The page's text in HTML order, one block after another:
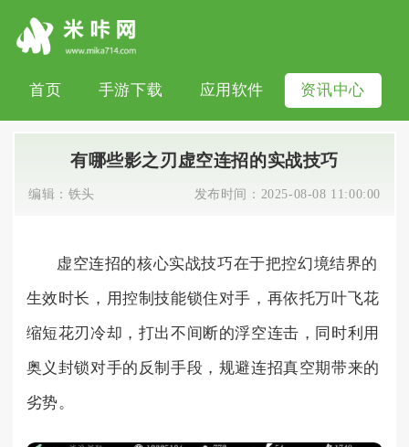
首页 手游下载 应用软件 资讯中心
有哪些影之刃虚空连招的实战技巧
编辑： 铁头 发布时间： 2025-08-08 11:00:00
虚空连招的核心实战技巧在于把控幻境结界的
生效时长，用控制技能锁住对手，再依托万叶飞花
缩短花刃冷却，打出不间断的浮空连击，同时利用
奥义封锁对手的反制手段，规避连招真空期带来的
劣势。